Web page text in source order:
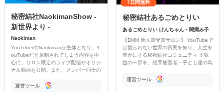
秘密結社NaokimanShow -
新世界より -
Naokiman
YouTuberのNaokimanが主体となり、Y
ouTubeだと規制されてしまう内容を中
心に、サロン限定のライブ配信やオリジ
ナル動画を公開。また、メンバー同士の
ただいています。
運営ツール
7日間無料
秘密結社あるごめとりい
あるごめとりい けんちゃん・闇病み子
【DMM 新人賞受賞サロン】 YouTubeで
は観られない世界の真実を知り、人生を
豊かにする秘密結社コミュニティ ※収
益の一部を、犯罪被害者・子ども達の為
す運営ツール